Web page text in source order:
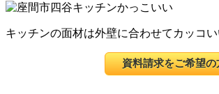
キッチンの面材は外壁に合わせてカッコい
資料請求をご希望